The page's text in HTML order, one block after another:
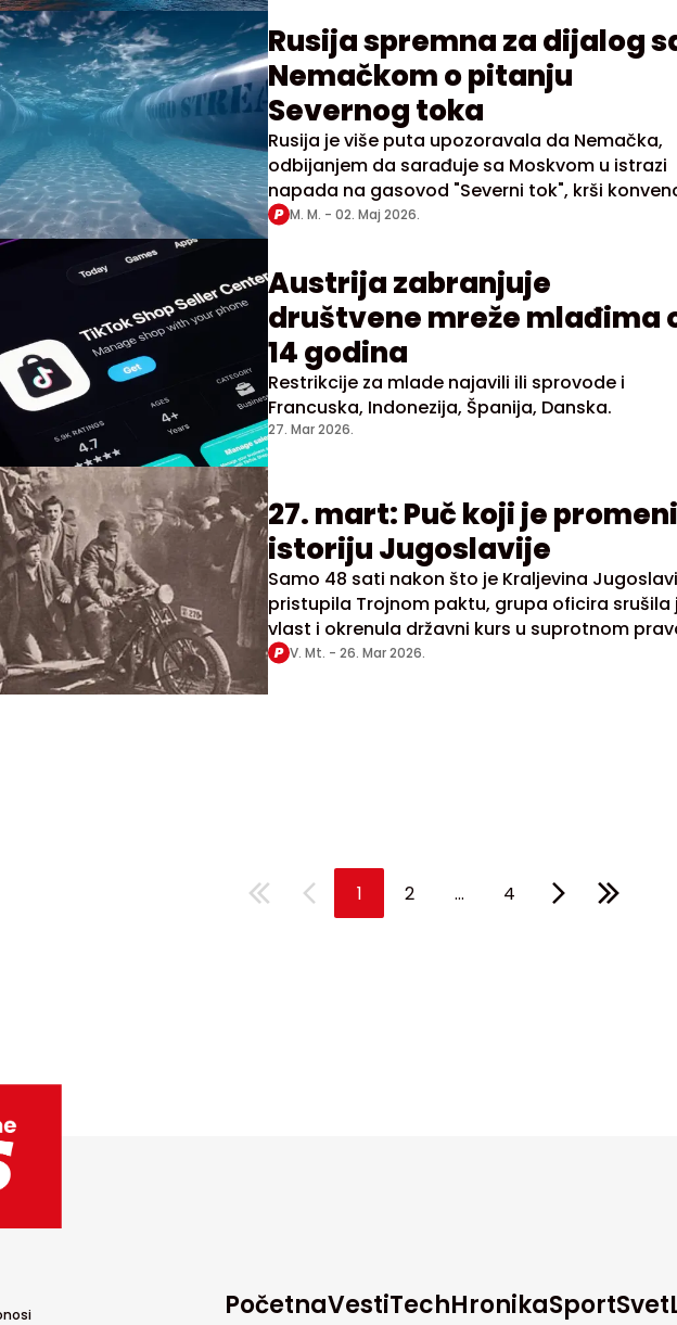
Rusija spremna za dijalog
Nemačkom o pitanju
Severnog toka
Rusija je više puta upozoravala da Nemačka,
odbijanjem da sarađuje sa Moskvom u istrazi
napada na gasovod "Severni tok", krši
o suzbijanju terorističkih bombaških napada
M. M. - 02. Maj 2026.
Austrija zabranjuje
društvene mreže mlađima
14 godina
Restrikcije za mlade najavili ili sprovode i
Francuska, Indonezija, Španija, Danska.
27. Mar 2026.
27. mart: Puč koji je
istoriju Jugoslavije
Samo 48 sati nakon što je Kraljevina
pristupila Trojnom paktu, grupa oficira srušila
vlast i okrenula državni kurs u suprotnom
V. Mt. - 26. Mar 2026.
1 2 ... 4
PočetnaVestiTechHronikaSportSvet